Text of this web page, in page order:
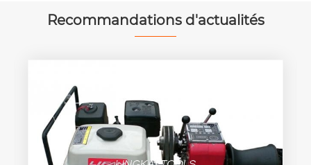
Recommandations d'actualités